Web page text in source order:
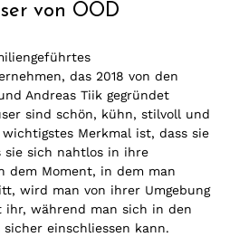
von ÖÖD
das 2018 von den
Andreas Tiik gegründet
sind schön, kühn, stilvoll und
Merkmal ist, dass sie
sie sich nahtlos in ihre
dem Moment, in dem man
wird man von ihrer Umgebung
während man sich in den
sicher einschliessen kann.